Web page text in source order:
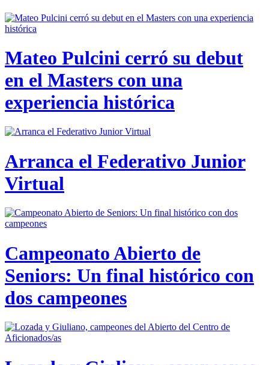
Mateo Pulcini cerró su debut
en el Masters con una
experiencia histórica
Arranca el Federativo Junior
Virtual
Campeonato Abierto de
Seniors: Un final histórico con
dos campeones